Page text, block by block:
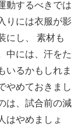
動するべきでは
りには衣服が影
にし、 素材も
中には、汗をた
いるかもしれま
やめておきまし
は、試合前の減
はやめましょ